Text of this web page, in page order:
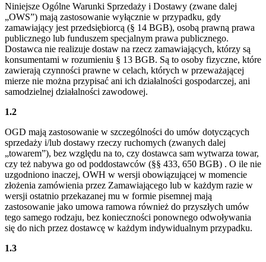
Niniejsze Ogólne Warunki Sprzedaży i Dostawy (zwane dalej
„OWS”) mają zastosowanie wyłącznie w przypadku, gdy
zamawiający jest przedsiębiorcą (§ 14 BGB), osobą prawną prawa
publicznego lub funduszem specjalnym prawa publicznego.
Dostawca nie realizuje dostaw na rzecz zamawiających, którzy są
konsumentami w rozumieniu § 13 BGB. Są to osoby fizyczne, które
zawierają czynności prawne w celach, których w przeważającej
mierze nie można przypisać ani ich działalności gospodarczej, ani
samodzielnej działalności zawodowej.
1.2
OGD mają zastosowanie w szczególności do umów dotyczących
sprzedaży i/lub dostawy rzeczy ruchomych (zwanych dalej
„towarem”), bez względu na to, czy dostawca sam wytwarza towar,
czy też nabywa go od poddostawców (§§ 433, 650 BGB) . O ile nie
uzgodniono inaczej, OWH w wersji obowiązującej w momencie
złożenia zamówienia przez Zamawiającego lub w każdym razie w
wersji ostatnio przekazanej mu w formie pisemnej mają
zastosowanie jako umowa ramowa również do przyszłych umów
tego samego rodzaju, bez konieczności ponownego odwoływania
się do nich przez dostawcę w każdym indywidualnym przypadku.
1.3